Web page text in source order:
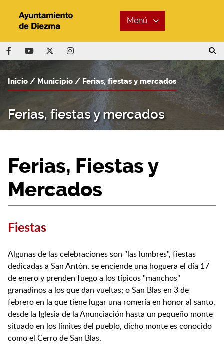
Menú
Ferias, fiestas y mercados
Inicio Municipio Ferias, fiestas y mercados
Ferias, Fiestas y
Mercados
Fiestas
Algunas de las celebraciones son "las lumbres", fiestas
dedicadas a San Antón, se enciende una hoguera el día 17
de enero y prenden fuego a los típicos "manchos"
granadinos a los que dan vueltas; o San Blas en 3 de
febrero en la que tiene lugar una romería en honor al santo,
desde la Iglesia de la Anunciación hasta un pequeño monte
situado en los límites del pueblo, dicho monte es conocido
como el Cerro de San Blas.